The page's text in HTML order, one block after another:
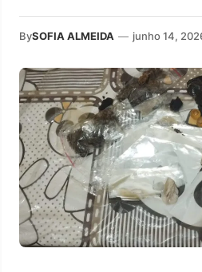
BySOFIA ALMEIDA — junho 14,